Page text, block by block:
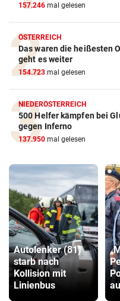
157.246 mal gelesen
ÖSTERREICH
Das waren die heißesten
geht es weiter
154.723 mal gelesen
NIEDERÖSTERREICH
500 Helfer kämpfen bei
gegen Inferno
137.950 mal gelesen
Autolenker (81)
starb nach
Kollision mit
Linienbus